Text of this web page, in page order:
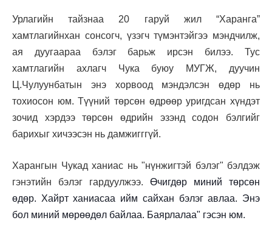
Урлагийн тайзнаа 20 гаруй жил “Харанга”
хамтлагийнхан сонсогч, үзэгч түмэнтэйгээ мэндчилж,
ая дуугаараа бэлэг барьж ирсэн билээ. Тус
хамтлагийн ахлагч Чука буюу МУГЖ, дуучин
Ц.Чулуунбатын энэ хорвоод мэндэлсэн өдөр нь
тохиосон юм. Түүний төрсөн өдрөөр уригдсан хүндэт
зочид хэрдээ төрсөн өдрийн эзэнд содон бэлгийг
барихыг хичээсэн нь дамжигггүй.
Харангын Чукад ханиас нь "нүнжигтэй бэлэг" бэлдэж
гэнэтийн бэлэг гардуулжээ. Өчигдөр миний төрсөн
өдөр. Хайрт ханиасаа ийм сайхан бэлэг авлаа. Энэ
бол миний мөрөөдөл байлаа. Баярлалаа" гэсэн юм.